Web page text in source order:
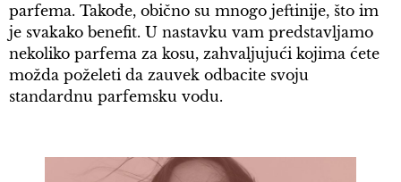
parfema. Takođe, obično su mnogo jeftinije, što im
je svakako benefit. U nastavku vam predstavljamo
nekoliko parfema za kosu, zahvaljujući kojima ćete
možda poželeti da zauvek odbacite svoju
standardnu parfemsku vodu.